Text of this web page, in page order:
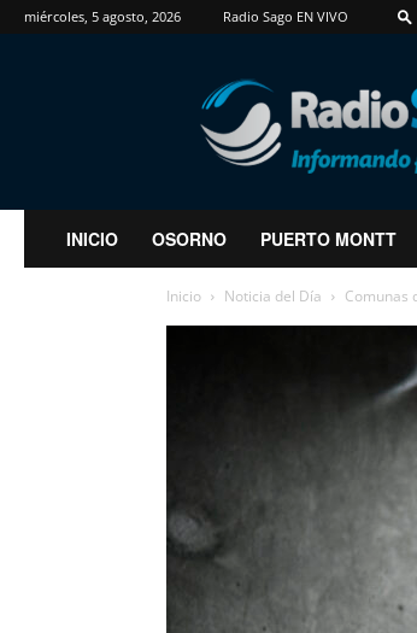
miércoles, 5 agosto, 2026 Radio Sago EN VIVO
RadioSago
INICIO OSORNO PUERTO MONTT
Inicio Noticia del Día Comunas